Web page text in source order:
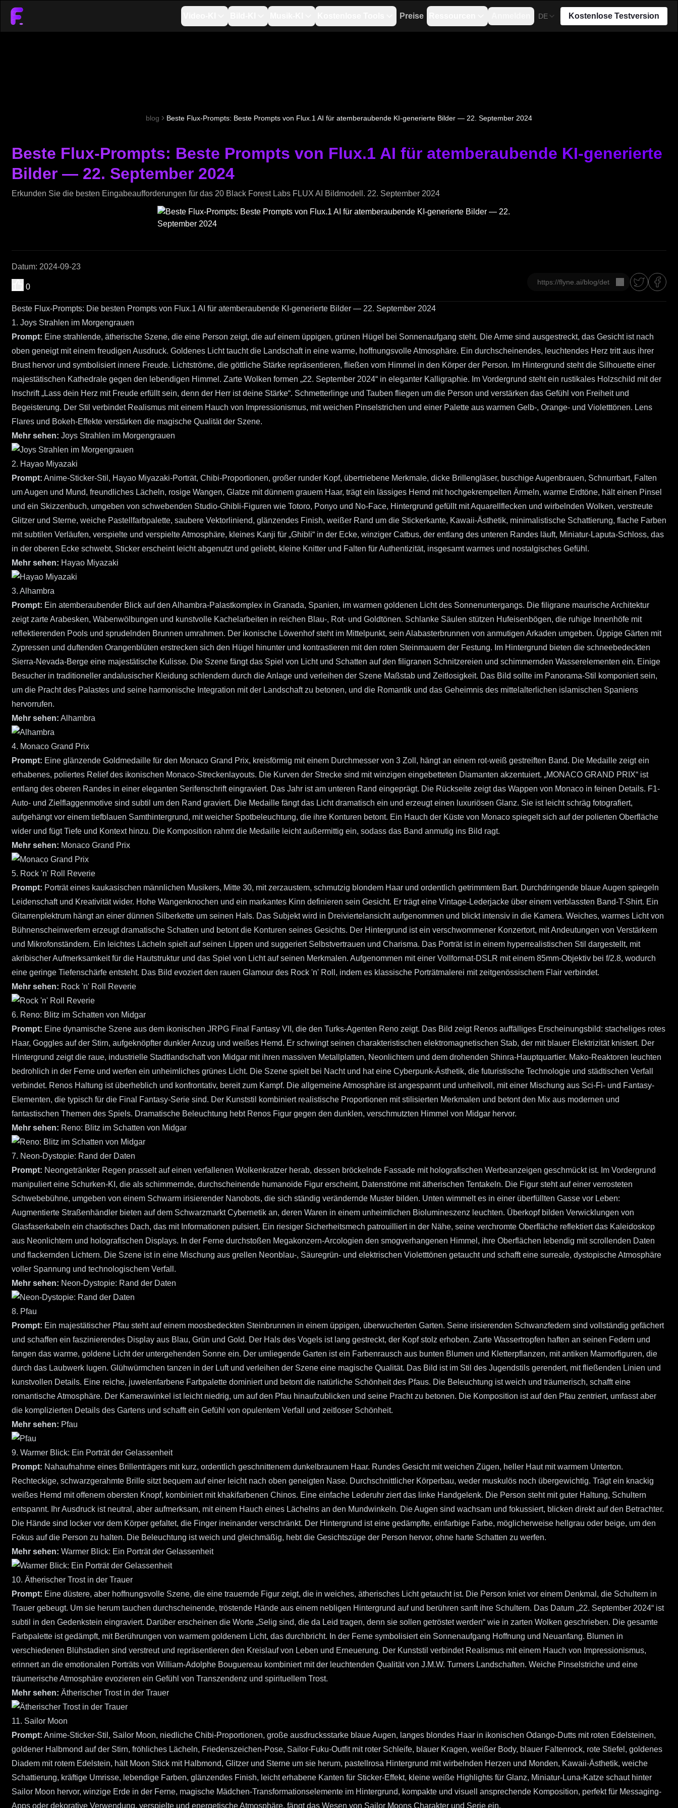
Preise DE Kostenlose Testversion
blog Beste Flux-Prompts: Beste Prompts von Flux.1 AI für atemberaubende KI-generierte Bilder — 22. September 2024
Beste Flux-Prompts: Beste Prompts von Flux.1 AI für atemberaubende KI-generierte
Bilder — 22. September 2024
Erkunden Sie die besten Eingabeaufforderungen für das 20 Black Forest Labs FLUX AI Bildmodell. 22. September 2024
Datum: 2024-09-23
0 Kopieren
Beste Flux-Prompts: Die besten Prompts von Flux.1 AI für atemberaubende KI-generierte Bilder — 22. September 2024
1. Joys Strahlen im Morgengrauen
Prompt: Eine strahlende, ätherische Szene, die eine Person zeigt, die auf einem üppigen, grünen Hügel bei Sonnenaufgang steht. Die Arme sind ausgestreckt, das Gesicht ist nach
oben geneigt mit einem freudigen Ausdruck. Goldenes Licht taucht die Landschaft in eine warme, hoffnungsvolle Atmosphäre. Ein durchscheinendes, leuchtendes Herz tritt aus ihrer
Brust hervor und symbolisiert innere Freude. Lichtströme, die göttliche Stärke repräsentieren, fließen vom Himmel in den Körper der Person. Im Hintergrund steht die Silhouette einer
majestätischen Kathedrale gegen den lebendigen Himmel. Zarte Wolken formen „22. September 2024“ in eleganter Kalligraphie. Im Vordergrund steht ein rustikales Holzschild mit der
Inschrift „Lass dein Herz mit Freude erfüllt sein, denn der Herr ist deine Stärke“. Schmetterlinge und Tauben fliegen um die Person und verstärken das Gefühl von Freiheit und
Begeisterung. Der Stil verbindet Realismus mit einem Hauch von Impressionismus, mit weichen Pinselstrichen und einer Palette aus warmen Gelb-, Orange- und Violetttönen. Lens
Flares und Bokeh-Effekte verstärken die magische Qualität der Szene.
Mehr sehen: Joys Strahlen im Morgengrauen
2. Hayao Miyazaki
Prompt: Anime-Sticker-Stil, Hayao Miyazaki-Porträt, Chibi-Proportionen, großer runder Kopf, übertriebene Merkmale, dicke Brillengläser, buschige Augenbrauen, Schnurrbart, Falten
um Augen und Mund, freundliches Lächeln, rosige Wangen, Glatze mit dünnem grauem Haar, trägt ein lässiges Hemd mit hochgekrempelten Ärmeln, warme Erdtöne, hält einen Pinsel
und ein Skizzenbuch, umgeben von schwebenden Studio-Ghibli-Figuren wie Totoro, Ponyo und No-Face, Hintergrund gefüllt mit Aquarellflecken und wirbelnden Wolken, verstreute
Glitzer und Sterne, weiche Pastellfarbpalette, saubere Vektorliniend, glänzendes Finish, weißer Rand um die Stickerkante, Kawaii-Ästhetik, minimalistische Schattierung, flache Farben
mit subtilen Verläufen, verspielte und verspielte Atmosphäre, kleines Kanji für „Ghibli“ in der Ecke, winziger Catbus, der entlang des unteren Randes läuft, Miniatur-Laputa-Schloss, das
in der oberen Ecke schwebt, Sticker erscheint leicht abgenutzt und geliebt, kleine Knitter und Falten für Authentizität, insgesamt warmes und nostalgisches Gefühl.
Mehr sehen: Hayao Miyazaki
3. Alhambra
Prompt: Ein atemberaubender Blick auf den Alhambra-Palastkomplex in Granada, Spanien, im warmen goldenen Licht des Sonnenuntergangs. Die filigrane maurische Architektur
zeigt zarte Arabesken, Wabenwölbungen und kunstvolle Kachelarbeiten in reichen Blau-, Rot- und Goldtönen. Schlanke Säulen stützen Hufeisenbögen, die ruhige Innenhöfe mit
reflektierenden Pools und sprudelnden Brunnen umrahmen. Der ikonische Löwenhof steht im Mittelpunkt, sein Alabasterbrunnen von anmutigen Arkaden umgeben. Üppige Gärten mit
Zypressen und duftenden Orangenblüten erstrecken sich den Hügel hinunter und kontrastieren mit den roten Steinmauern der Festung. Im Hintergrund bieten die schneebedeckten
Sierra-Nevada-Berge eine majestätische Kulisse. Die Szene fängt das Spiel von Licht und Schatten auf den filigranen Schnitzereien und schimmernden Wasserelementen ein. Einige
Besucher in traditioneller andalusischer Kleidung schlendern durch die Anlage und verleihen der Szene Maßstab und Zeitlosigkeit. Das Bild sollte im Panorama-Stil komponiert sein,
um die Pracht des Palastes und seine harmonische Integration mit der Landschaft zu betonen, und die Romantik und das Geheimnis des mittelalterlichen islamischen Spaniens
hervorrufen.
Mehr sehen: Alhambra
4. Monaco Grand Prix
Prompt: Eine glänzende Goldmedaille für den Monaco Grand Prix, kreisförmig mit einem Durchmesser von 3 Zoll, hängt an einem rot-weiß gestreiften Band. Die Medaille zeigt ein
erhabenes, poliertes Relief des ikonischen Monaco-Streckenlayouts. Die Kurven der Strecke sind mit winzigen eingebetteten Diamanten akzentuiert. „MONACO GRAND PRIX“ ist
entlang des oberen Randes in einer eleganten Serifenschrift eingraviert. Das Jahr ist am unteren Rand eingeprägt. Die Rückseite zeigt das Wappen von Monaco in feinen Details. F1-
Auto- und Zielflaggenmotive sind subtil um den Rand graviert. Die Medaille fängt das Licht dramatisch ein und erzeugt einen luxuriösen Glanz. Sie ist leicht schräg fotografiert,
aufgehängt vor einem tiefblauen Samthintergrund, mit weicher Spotbeleuchtung, die ihre Konturen betont. Ein Hauch der Küste von Monaco spiegelt sich auf der polierten Oberfläche
wider und fügt Tiefe und Kontext hinzu. Die Komposition rahmt die Medaille leicht außermittig ein, sodass das Band anmutig ins Bild ragt.
Mehr sehen: Monaco Grand Prix
5. Rock 'n' Roll Reverie
Prompt: Porträt eines kaukasischen männlichen Musikers, Mitte 30, mit zerzaustem, schmutzig blondem Haar und ordentlich getrimmtem Bart. Durchdringende blaue Augen spiegeln
Leidenschaft und Kreativität wider. Hohe Wangenknochen und ein markantes Kinn definieren sein Gesicht. Er trägt eine Vintage-Lederjacke über einem verblassten Band-T-Shirt. Ein
Gitarrenplektrum hängt an einer dünnen Silberkette um seinen Hals. Das Subjekt wird in Dreiviertelansicht aufgenommen und blickt intensiv in die Kamera. Weiches, warmes Licht von
Bühnenscheinwerfern erzeugt dramatische Schatten und betont die Konturen seines Gesichts. Der Hintergrund ist ein verschwommener Konzertort, mit Andeutungen von Verstärkern
und Mikrofonständern. Ein leichtes Lächeln spielt auf seinen Lippen und suggeriert Selbstvertrauen und Charisma. Das Porträt ist in einem hyperrealistischen Stil dargestellt, mit
akribischer Aufmerksamkeit für die Hautstruktur und das Spiel von Licht auf seinen Merkmalen. Aufgenommen mit einer Vollformat-DSLR mit einem 85mm-Objektiv bei f/2.8, wodurch
eine geringe Tiefenschärfe entsteht. Das Bild evoziert den rauen Glamour des Rock 'n' Roll, indem es klassische Porträtmalerei mit zeitgenössischem Flair verbindet.
Mehr sehen: Rock 'n' Roll Reverie
6. Reno: Blitz im Schatten von Midgar
Prompt: Eine dynamische Szene aus dem ikonischen JRPG Final Fantasy VII, die den Turks-Agenten Reno zeigt. Das Bild zeigt Renos auffälliges Erscheinungsbild: stacheliges rotes
Haar, Goggles auf der Stirn, aufgeknöpfter dunkler Anzug und weißes Hemd. Er schwingt seinen charakteristischen elektromagnetischen Stab, der mit blauer Elektrizität knistert. Der
Hintergrund zeigt die raue, industrielle Stadtlandschaft von Midgar mit ihren massiven Metallplatten, Neonlichtern und dem drohenden Shinra-Hauptquartier. Mako-Reaktoren leuchten
bedrohlich in der Ferne und werfen ein unheimliches grünes Licht. Die Szene spielt bei Nacht und hat eine Cyberpunk-Ästhetik, die futuristische Technologie und städtischen Verfall
verbindet. Renos Haltung ist überheblich und konfrontativ, bereit zum Kampf. Die allgemeine Atmosphäre ist angespannt und unheilvoll, mit einer Mischung aus Sci-Fi- und Fantasy-
Elementen, die typisch für die Final Fantasy-Serie sind. Der Kunststil kombiniert realistische Proportionen mit stilisierten Merkmalen und betont den Mix aus modernen und
fantastischen Themen des Spiels. Dramatische Beleuchtung hebt Renos Figur gegen den dunklen, verschmutzten Himmel von Midgar hervor.
Mehr sehen: Reno: Blitz im Schatten von Midgar
7. Neon-Dystopie: Rand der Daten
Prompt: Neongetränkter Regen prasselt auf einen verfallenen Wolkenkratzer herab, dessen bröckelnde Fassade mit holografischen Werbeanzeigen geschmückt ist. Im Vordergrund
manipuliert eine Schurken-KI, die als schimmernde, durchscheinende humanoide Figur erscheint, Datenströme mit ätherischen Tentakeln. Die Figur steht auf einer verrosteten
Schwebebühne, umgeben von einem Schwarm irisierender Nanobots, die sich ständig verändernde Muster bilden. Unten wimmelt es in einer überfüllten Gasse vor Leben:
Augmentierte Straßenhändler bieten auf dem Schwarzmarkt Cybernetik an, deren Waren in einem unheimlichen Biolumineszenz leuchten. Überkopf bilden Verwicklungen von
Glasfaserkabeln ein chaotisches Dach, das mit Informationen pulsiert. Ein riesiger Sicherheitsmech patrouilliert in der Nähe, seine verchromte Oberfläche reflektiert das Kaleidoskop
aus Neonlichtern und holografischen Displays. In der Ferne durchstoßen Megakonzern-Arcologien den smogverhangenen Himmel, ihre Oberflächen lebendig mit scrollenden Daten
und flackernden Lichtern. Die Szene ist in eine Mischung aus grellen Neonblau-, Säuregrün- und elektrischen Violetttönen getaucht und schafft eine surreale, dystopische Atmosphäre
voller Spannung und technologischem Verfall.
Mehr sehen: Neon-Dystopie: Rand der Daten
8. Pfau
Prompt: Ein majestätischer Pfau steht auf einem moosbedeckten Steinbrunnen in einem üppigen, überwucherten Garten. Seine irisierenden Schwanzfedern sind vollständig gefächert
und schaffen ein faszinierendes Display aus Blau, Grün und Gold. Der Hals des Vogels ist lang gestreckt, der Kopf stolz erhoben. Zarte Wassertropfen haften an seinen Federn und
fangen das warme, goldene Licht der untergehenden Sonne ein. Der umliegende Garten ist ein Farbenrausch aus bunten Blumen und Kletterpflanzen, mit antiken Marmorfiguren, die
durch das Laubwerk lugen. Glühwürmchen tanzen in der Luft und verleihen der Szene eine magische Qualität. Das Bild ist im Stil des Jugendstils gerendert, mit fließenden Linien und
kunstvollen Details. Eine reiche, juwelenfarbene Farbpalette dominiert und betont die natürliche Schönheit des Pfaus. Die Beleuchtung ist weich und träumerisch, schafft eine
romantische Atmosphäre. Der Kamerawinkel ist leicht niedrig, um auf den Pfau hinaufzublicken und seine Pracht zu betonen. Die Komposition ist auf den Pfau zentriert, umfasst aber
die komplizierten Details des Gartens und schafft ein Gefühl von opulentem Verfall und zeitloser Schönheit.
Mehr sehen: Pfau
9. Warmer Blick: Ein Porträt der Gelassenheit
Prompt: Nahaufnahme eines Brillenträgers mit kurz, ordentlich geschnittenem dunkelbraunem Haar. Rundes Gesicht mit weichen Zügen, heller Haut mit warmem Unterton.
Rechteckige, schwarzgerahmte Brille sitzt bequem auf einer leicht nach oben geneigten Nase. Durchschnittlicher Körperbau, weder muskulös noch übergewichtig. Trägt ein knackig
weißes Hemd mit offenem obersten Knopf, kombiniert mit khakifarbenen Chinos. Eine einfache Lederuhr ziert das linke Handgelenk. Die Person steht mit guter Haltung, Schultern
entspannt. Ihr Ausdruck ist neutral, aber aufmerksam, mit einem Hauch eines Lächelns an den Mundwinkeln. Die Augen sind wachsam und fokussiert, blicken direkt auf den Betrachter.
Die Hände sind locker vor dem Körper gefaltet, die Finger ineinander verschränkt. Der Hintergrund ist eine gedämpfte, einfarbige Farbe, möglicherweise hellgrau oder beige, um den
Fokus auf die Person zu halten. Die Beleuchtung ist weich und gleichmäßig, hebt die Gesichtszüge der Person hervor, ohne harte Schatten zu werfen.
Mehr sehen: Warmer Blick: Ein Porträt der Gelassenheit
10. Ätherischer Trost in der Trauer
Prompt: Eine düstere, aber hoffnungsvolle Szene, die eine trauernde Figur zeigt, die in weiches, ätherisches Licht getaucht ist. Die Person kniet vor einem Denkmal, die Schultern in
Trauer gebeugt. Um sie herum tauchen durchscheinende, tröstende Hände aus einem nebligen Hintergrund auf und berühren sanft ihre Schultern. Das Datum „22. September 2024“ ist
subtil in den Gedenkstein eingraviert. Darüber erscheinen die Worte „Selig sind, die da Leid tragen, denn sie sollen getröstet werden“ wie in zarten Wolken geschrieben. Die gesamte
Farbpalette ist gedämpft, mit Berührungen von warmem goldenem Licht, das durchbricht. In der Ferne symbolisiert ein Sonnenaufgang Hoffnung und Neuanfang. Blumen in
verschiedenen Blühstadien sind verstreut und repräsentieren den Kreislauf von Leben und Erneuerung. Der Kunststil verbindet Realismus mit einem Hauch von Impressionismus,
erinnert an die emotionalen Porträts von William-Adolphe Bouguereau kombiniert mit der leuchtenden Qualität von J.M.W. Turners Landschaften. Weiche Pinselstriche und eine
träumerische Atmosphäre evozieren ein Gefühl von Transzendenz und spirituellem Trost.
Mehr sehen: Ätherischer Trost in der Trauer
11. Sailor Moon
Prompt: Anime-Sticker-Stil, Sailor Moon, niedliche Chibi-Proportionen, große ausdrucksstarke blaue Augen, langes blondes Haar in ikonischen Odango-Dutts mit roten Edelsteinen,
goldener Halbmond auf der Stirn, fröhliches Lächeln, Friedenszeichen-Pose, Sailor-Fuku-Outfit mit roter Schleife, blauer Kragen, weißer Body, blauer Faltenrock, rote Stiefel, goldenes
Diadem mit rotem Edelstein, hält Moon Stick mit Halbmond, Glitzer und Sterne um sie herum, pastellrosa Hintergrund mit wirbelnden Herzen und Monden, Kawaii-Ästhetik, weiche
Schattierung, kräftige Umrisse, lebendige Farben, glänzendes Finish, leicht erhabene Kanten für Sticker-Effekt, kleine weiße Highlights für Glanz, Miniatur-Luna-Katze schaut hinter
Sailor Moon hervor, winzige Erde in der Ferne, magische Mädchen-Transformationselemente im Hintergrund, kompakte und visuell ansprechende Komposition, perfekt für Messaging-
Apps oder dekorative Verwendung, verspielte und energetische Atmosphäre, fängt das Wesen von Sailor Moons Charakter und Serie ein.